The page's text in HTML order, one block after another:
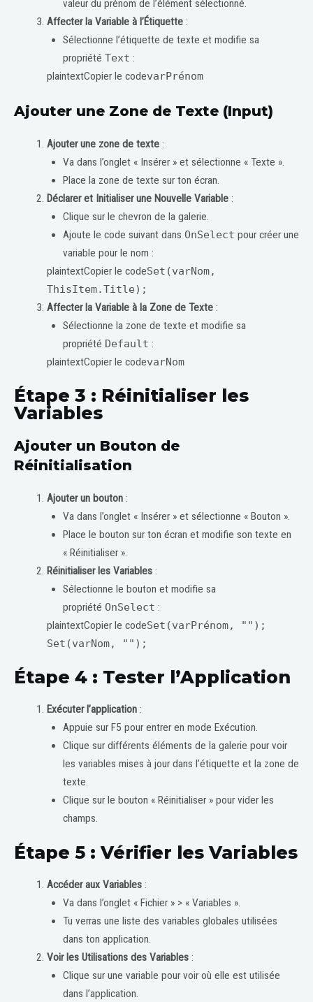
valeur du prénom de l’élément sélectionné.
Affecter la Variable à l’Étiquette:
Sélectionne l’étiquette de texte et modifie sa
propriété Text :
plaintextCopier le codevarPrénom
Ajouter une Zone de Texte (Input)
Ajouter une zone de texte:
Va dans l’onglet « Insérer » et sélectionne « Texte ».
Place la zone de texte sur ton écran.
Déclarer et Initialiser une Nouvelle Variable:
Clique sur le chevron de la galerie.
Ajoute le code suivant dans OnSelect pour créer une
variable pour le nom :
plaintextCopier le codeSet(varNom,
ThisItem.Title);
Affecter la Variable à la Zone de Texte:
Sélectionne la zone de texte et modifie sa
propriété Default :
plaintextCopier le codevarNom
Étape 3 : Réinitialiser les
Variables
Ajouter un Bouton de
Réinitialisation
Ajouter un bouton:
Va dans l’onglet « Insérer » et sélectionne « Bouton ».
Place le bouton sur ton écran et modifie son texte en
« Réinitialiser ».
Réinitialiser les Variables:
Sélectionne le bouton et modifie sa
propriété OnSelect :
plaintextCopier le codeSet(varPrénom, "");
Set(varNom, "");
Étape 4 : Tester l’Application
Exécuter l’application:
Appuie sur F5 pour entrer en mode Exécution.
Clique sur différents éléments de la galerie pour voir
les variables mises à jour dans l’étiquette et la zone de
texte.
Clique sur le bouton « Réinitialiser » pour vider les
champs.
Étape 5 : Vérifier les Variables
Accéder aux Variables:
Va dans l’onglet « Fichier » > « Variables ».
Tu verras une liste des variables globales utilisées
dans ton application.
Voir les Utilisations des Variables:
Clique sur une variable pour voir où elle est utilisée
dans l’application.